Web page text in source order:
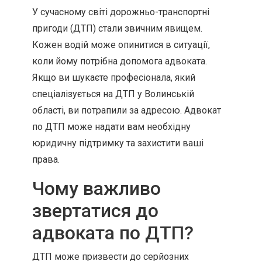
У сучасному світі дорожньо-транспортні
пригоди (ДТП) стали звичним явищем.
Кожен водій може опинитися в ситуації,
коли йому потрібна допомога адвоката.
Якщо ви шукаєте професіонала, який
спеціалізується на ДТП у Волинській
області, ви потрапили за адресою. Адвокат
по ДТП може надати вам необхідну
юридичну підтримку та захистити ваші
права.
Чому важливо
звертатися до
адвоката по ДТП?
ДТП може призвести до серйозних